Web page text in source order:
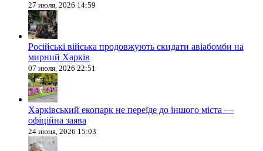
27 июля, 2026 14:59
Російські війська продовжують скидати авіабомби на
мирний Харків
07 июля, 2026 22:51
Харківський екопарк не переїде до іншого міста —
офіційна заява
24 июня, 2026 15:03